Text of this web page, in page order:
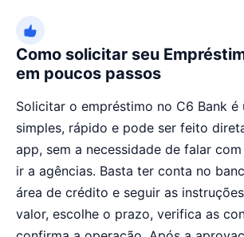
Como solicitar seu
em poucos passos
Solicitar o empréstimo no C6 Bank é
simples, rápido e pode ser feito
app, sem a necessidade de falar
ir a agências. Basta ter conta no
área de crédito e seguir as
valor, escolhe o prazo, verifica as